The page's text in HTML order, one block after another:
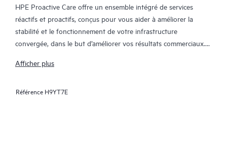
HPE Proactive Care offre un ensemble intégré de services
réactifs et proactifs, conçus pour vous aider à améliorer la
stabilité et le fonctionnement de votre infrastructure
convergée, dans le but d’améliorer vos résultats commerciaux.
nombreux composants ont besoin de fonctionner ensemble
pour prendre en charge les appareils dans ces environnements,
Afficher plus
Référence H9YT7E